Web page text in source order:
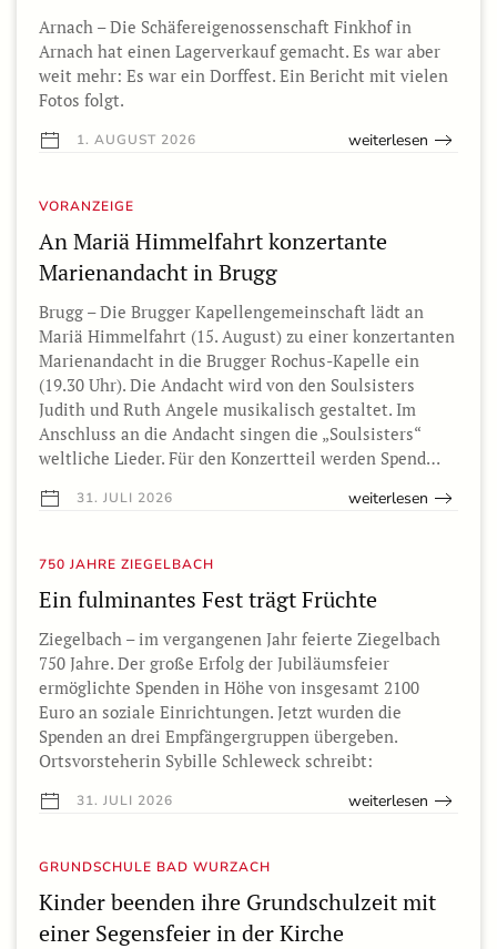
Arnach – Die Schäfereigenossenschaft Finkhof in
Arnach hat einen Lagerverkauf gemacht. Es war aber
weit mehr: Es war ein Dorffest. Ein Bericht mit vielen
Fotos folgt.
1. AUGUST 2026 weiterlesen
VORANZEIGE
An Mariä Himmelfahrt konzertante
Marienandacht in Brugg
Brugg – Die Brugger Kapellengemeinschaft lädt an
Mariä Himmelfahrt (15. August) zu einer konzertanten
Marienandacht in die Brugger Rochus-Kapelle ein
(19.30 Uhr). Die Andacht wird von den Soulsisters
Judith und Ruth Angele musikalisch gestaltet. Im
Anschluss an die Andacht singen die „Soulsisters“
weltliche Lieder. Für den Konzertteil werden Spend…
31. JULI 2026 weiterlesen
750 JAHRE ZIEGELBACH
Ein fulminantes Fest trägt Früchte
Ziegelbach – im vergangenen Jahr feierte Ziegelbach
750 Jahre. Der große Erfolg der Jubiläumsfeier
ermöglichte Spenden in Höhe von insgesamt 2100
Euro an soziale Einrichtungen. Jetzt wurden die
Spenden an drei Empfängergruppen übergeben.
Ortsvorsteherin Sybille Schleweck schreibt:
31. JULI 2026 weiterlesen
GRUNDSCHULE BAD WURZACH
Kinder beenden ihre Grundschulzeit mit
einer Segensfeier in der Kirche